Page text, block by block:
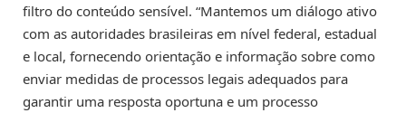
filtro do conteúdo sensível. “Mantemos um diálogo ativo
com as autoridades brasileiras em nível federal, estadual
e local, fornecendo orientação e informação sobre como
enviar medidas de processos legais adequados para
garantir uma resposta oportuna e um processo